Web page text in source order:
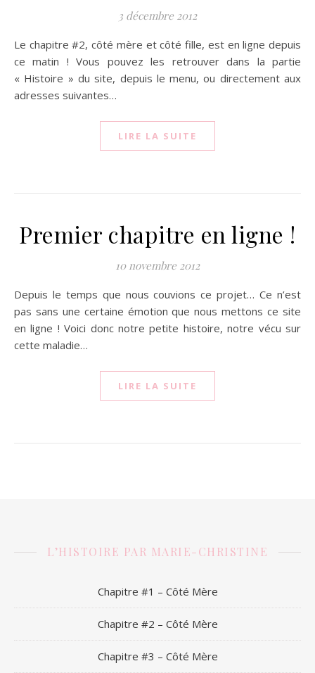
3 décembre 2012
Le chapitre #2, côté mère et côté fille, est en ligne depuis
ce matin ! Vous pouvez les retrouver dans la partie
« Histoire » du site, depuis le menu, ou directement aux
adresses suivantes…
LIRE LA SUITE
Premier chapitre en ligne !
10 novembre 2012
Depuis le temps que nous couvions ce projet… Ce n’est
pas sans une certaine émotion que nous mettons ce site
en ligne ! Voici donc notre petite histoire, notre vécu sur
cette maladie…
LIRE LA SUITE
L’HISTOIRE PAR MARIE-CHRISTINE
Chapitre #1 – Côté Mère
Chapitre #2 – Côté Mère
Chapitre #3 – Côté Mère